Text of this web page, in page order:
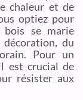
chaleur et de
optiez pour
se marie
du
Pour un
est crucial de
résister aux